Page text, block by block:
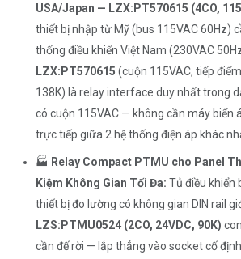
USA/Japan — LZX:PT570615 (4CO,
thiết bị nhập từ Mỹ (bus 115VAC 60Hz)
thống điều khiển Việt Nam (230VAC
LZX:PT570615 (cuộn 115VAC, tiếp
138K) là relay interface duy nhất trong
có cuộn 115VAC — không cần máy biến
trực tiếp giữa 2 hệ thống điện áp khác
🏭 Relay Compact PTMU cho Panel
Kiệm Không Gian Tối Đa: Tủ điều khiển
thiết bị đo lường có không gian DIN rail
LZS:PTMU0524 (2CO, 24VDC, 90K)
cần đế rời — lắp thẳng vào socket cố